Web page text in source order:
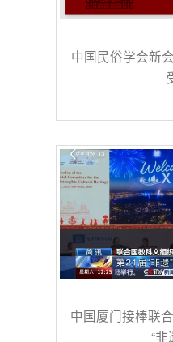
中国民俗学会新
中国厦门接棒联
“非